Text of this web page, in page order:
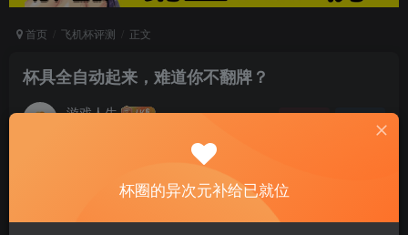
首页 飞机杯评测 正文
杯具全自动起来，难道你不翻牌？
游戏人生
自动飞机杯测评杯圈的异次元补给已就位